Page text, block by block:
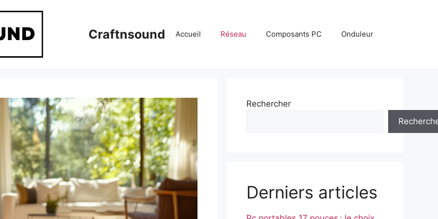
Craftnsound Accueil Réseau Composants PC Onduleur
Rechercher
Derniers articles